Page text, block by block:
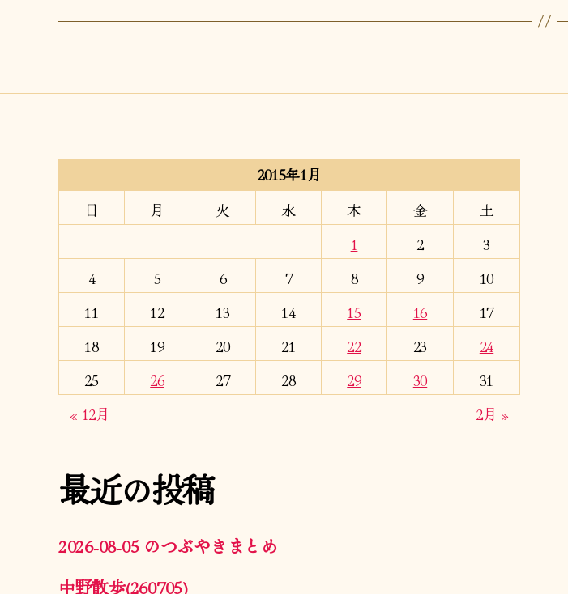
2015年1月
日
月 火 水 木 金
土
1
2
3
4
5 6 7 8 9
10
11
12 13 14 15 16
17
18
19 20 21 22 23
24
25
26 27 28 29 30
31
« 12月
2月 »
最近の投稿
2026-08-05 のつぶやきまとめ
中野散歩(260705)